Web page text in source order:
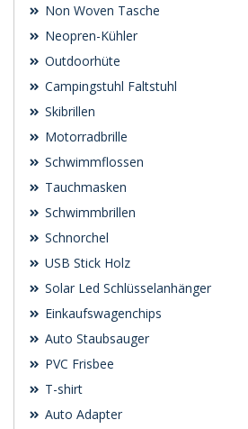
Non Woven Tasche
Neopren-Kühler
Outdoorhüte
Campingstuhl Faltstuhl
Skibrillen
Motorradbrille
Schwimmflossen
Tauchmasken
Schwimmbrillen
Schnorchel
USB Stick Holz
Solar Led Schlüsselanhänger
Einkaufswagenchips
Auto Staubsauger
PVC Frisbee
T-shirt
Auto Adapter